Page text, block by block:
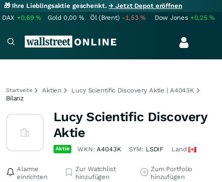
🎁 Ihre Lieblingsaktie geschenkt.→ Jetzt Depot eröffnen
DAX +0,69% Gold 0,00 % Öl (Brent) -1,53% Dow Jones +0,25%
Startseite Aktien
Lucy Scientific Discovery Aktie | A4043K
Bilanz
Lucy Scientific Discovery
Aktie
Aktie WKN:A4043K SYM: LSDIF Land
Alarme
einrichten
Zur Watchlist
hinzufügen
Zum Portfolio
hinzufügen